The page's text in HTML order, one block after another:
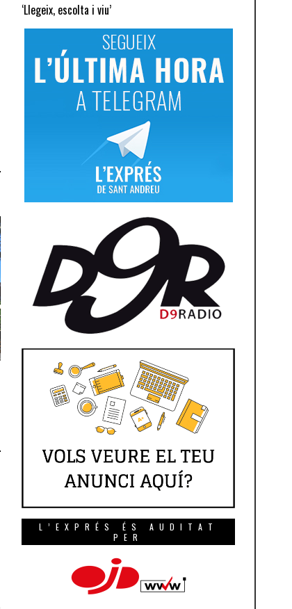
‘Llegeix, escolta i viu’
L’EXPRÉS ÉS AUDITAT
PER